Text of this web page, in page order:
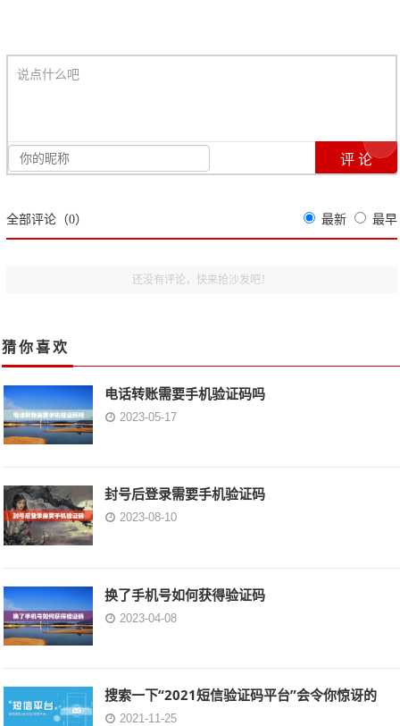
说点什么吧
全部评论（0） 最新 最早
还没有评论，快来抢沙发吧！
猜你喜欢
电话转账需要手机验证码吗
2023-05-17
封号后登录需要手机验证码
2023-08-10
换了手机号如何获得验证码
2023-04-08
搜索一下“2021短信验证码平台”会令你惊讶的
2021-11-25